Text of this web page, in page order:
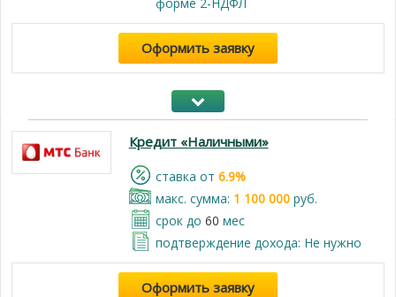
Оформить заявку
Кредит «Наличными»
cтавка от 6.9%
макс. сумма: 1 100 000руб.
срок до 60 мес
подтверждение дохода: Не нужно
Оформить заявку